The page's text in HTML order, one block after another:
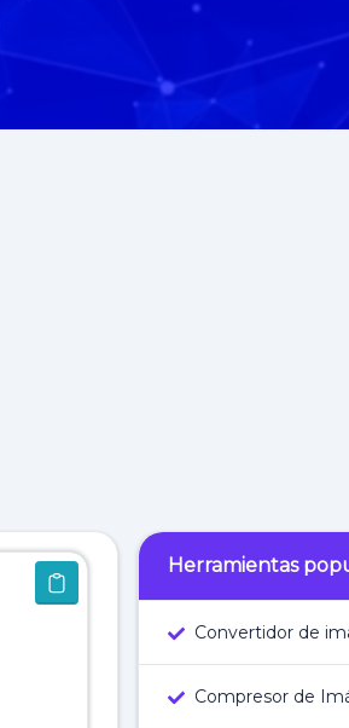
Herramientas